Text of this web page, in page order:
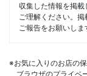
収集した情報を掲
ご理解ください。
ご報告をお願いしま
※お気に入りのお店の
ブラウザのプライベ